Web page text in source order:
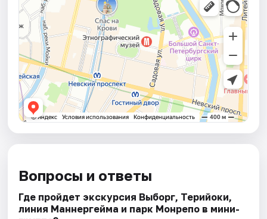
Вопросы и ответы
Где пройдет экскурсия Выборг, Терийоки,
линия Маннергейма и парк Монрепо в мини-